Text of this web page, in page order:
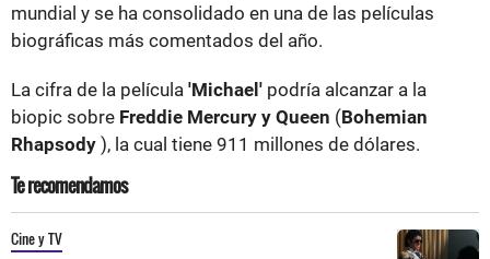
mundial y se ha consolidado en una de las películas
biográficas más comentados del año.
La cifra de la película 'Michael' podría alcanzar a la
biopic sobre Freddie Mercury y Queen (Bohemian
Rhapsody ), la cual tiene 911 millones de dólares.
Te recomendamos
Cine y TV